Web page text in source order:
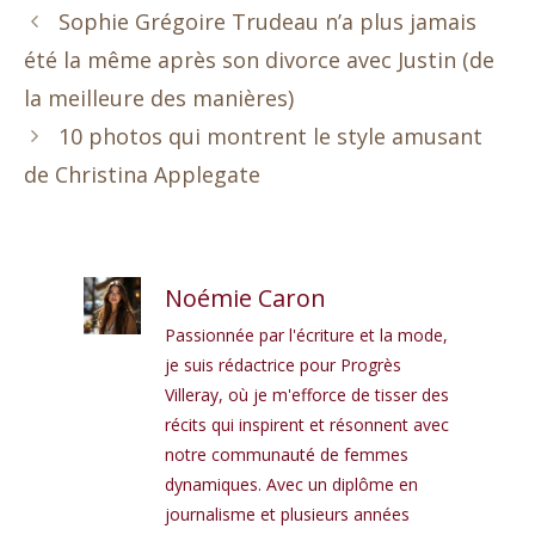
Sophie Grégoire Trudeau n’a plus jamais
été la même après son divorce avec Justin (de
la meilleure des manières)
10 photos qui montrent le style amusant
de Christina Applegate
Noémie Caron
Passionnée par l'écriture et la mode,
je suis rédactrice pour Progrès
Villeray, où je m'efforce de tisser des
récits qui inspirent et résonnent avec
notre communauté de femmes
dynamiques. Avec un diplôme en
journalisme et plusieurs années